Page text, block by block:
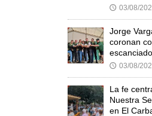
🕔 03/08/
Jorge
coronan
🕔 03/08/
La fe
Nuestra
en El